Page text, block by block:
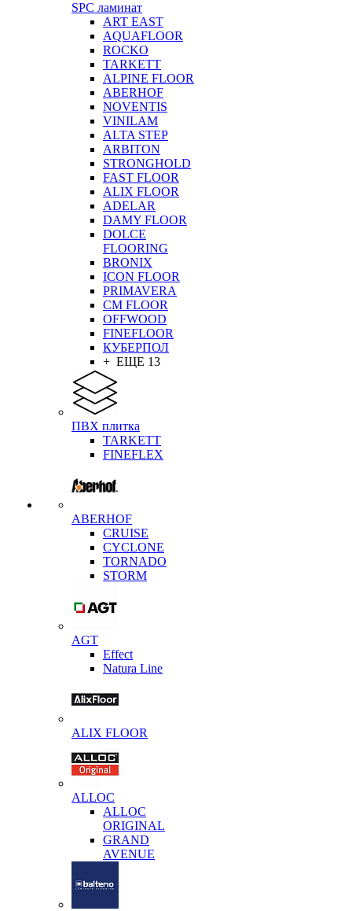
SPC ламинат
ART EAST
AQUAFLOOR
ROCKO
TARKETT
ALPINE FLOOR
ABERHOF
NOVENTIS
VINILAM
ALTA STEP
ARBITON
STRONGHOLD
FAST FLOOR
ALIX FLOOR
ADELAR
DAMY FLOOR
DOLCE
FLOORING
BRONIX
ICON FLOOR
PRIMAVERA
CM FLOOR
OFFWOOD
FINEFLOOR
КУБЕРПОЛ
+ ЕЩЕ 13
ПВХ плитка
TARKETT
FINEFLEX
ABERHOF
CRUISE
CYCLONE
TORNADO
STORM
AGT
Effect
Natura Line
ALIX FLOOR
ALLOC
ALLOC
ORIGINAL
GRAND
AVENUE